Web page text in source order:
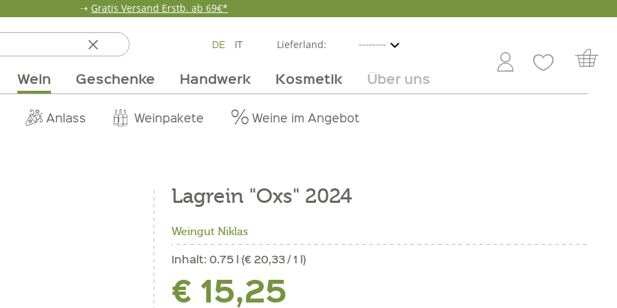
➝ Gratis Versand Erstb. ab 69€*
DE IT Lieferland:
Wein Geschenke Handwerk Kosmetik Über uns
Erdbeerzeit Wandern
Getränke Vom Getreide Vorratskammer
Anlass Weinpakete Weine im Angebot
Verpackungen
& Öle Team Unsere Märkte Pur Exclusive Online
Lagrein "Oxs" 2024
Weingut Niklas
Inhalt:0.75 l (€ 20,33 / 1 l)
€ 15,25